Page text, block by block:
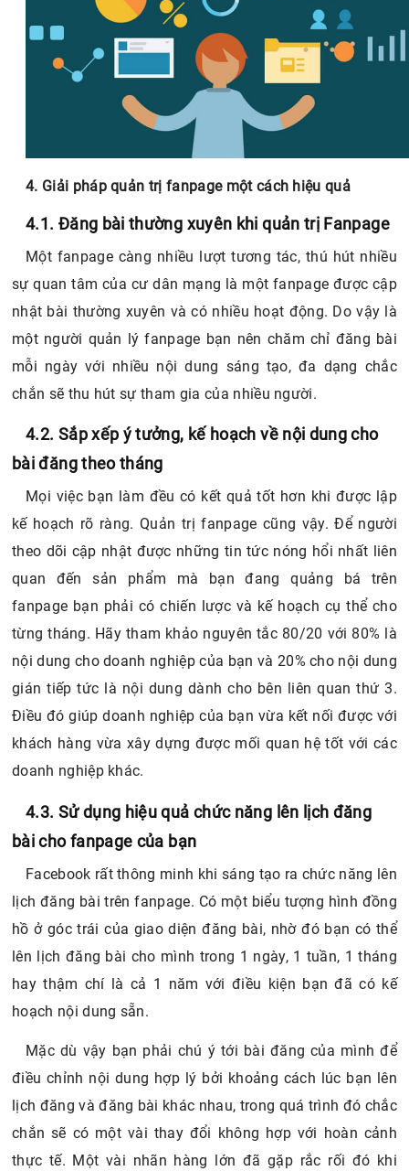
4. Giải pháp quản trị fanpage một cách hiệu quả
4.1. Đăng bài thường xuyên khi quản trị Fanpage
Một fanpage càng nhiều lượt tương tác, thú hút nhiều
sự quan tâm của cư dân mạng là một fanpage được cập
nhật bài thường xuyên và có nhiều hoạt động. Do vậy là
một người quản lý fanpage bạn nên chăm chỉ đăng bài
mỗi ngày với nhiều nội dung sáng tạo, đa dạng chắc
chắn sẽ thu hút sự tham gia của nhiều người.
4.2. Sắp xếp ý tưởng, kế hoạch về nội dung cho
bài đăng theo tháng
Mọi việc bạn làm đều có kết quả tốt hơn khi được lập
kế hoạch rõ ràng. Quản trị fanpage cũng vậy. Để người
theo dõi cập nhật được những tin tức nóng hổi nhất liên
quan đến sản phẩm mà bạn đang quảng bá trên
fanpage bạn phải có chiến lược và kế hoạch cụ thể cho
từng tháng. Hãy tham khảo nguyên tắc 80/20 với 80% là
nội dung cho doanh nghiệp của bạn và 20% cho nội dung
gián tiếp tức là nội dung dành cho bên liên quan thứ 3.
Điều đó giúp doanh nghiệp của bạn vừa kết nối được với
khách hàng vừa xây dựng được mối quan hệ tốt với các
doanh nghiệp khác.
4.3. Sử dụng hiệu quả chức năng lên lịch đăng
bài cho fanpage của bạn
Facebook rất thông minh khi sáng tạo ra chức năng lên
lịch đăng bài trên fanpage. Có một biểu tượng hình đồng
hồ ở góc trái của giao diện đăng bài, nhờ đó bạn có thể
lên lịch đăng bài cho mình trong 1 ngày, 1 tuần, 1 tháng
hay thậm chí là cả 1 năm với điều kiện bạn đã có kế
hoạch nội dung sẵn.
Mặc dù vậy bạn phải chú ý tới bài đăng của mình để
điều chỉnh nội dung hợp lý bởi khoảng cách lúc bạn lên
lịch đăng và đăng bài khác nhau, trong quá trình đó chắc
chắn sẽ có một vài thay đổi không hợp với hoàn cảnh
thực tế. Một vài nhãn hàng lớn đã gặp rắc rối đó khi